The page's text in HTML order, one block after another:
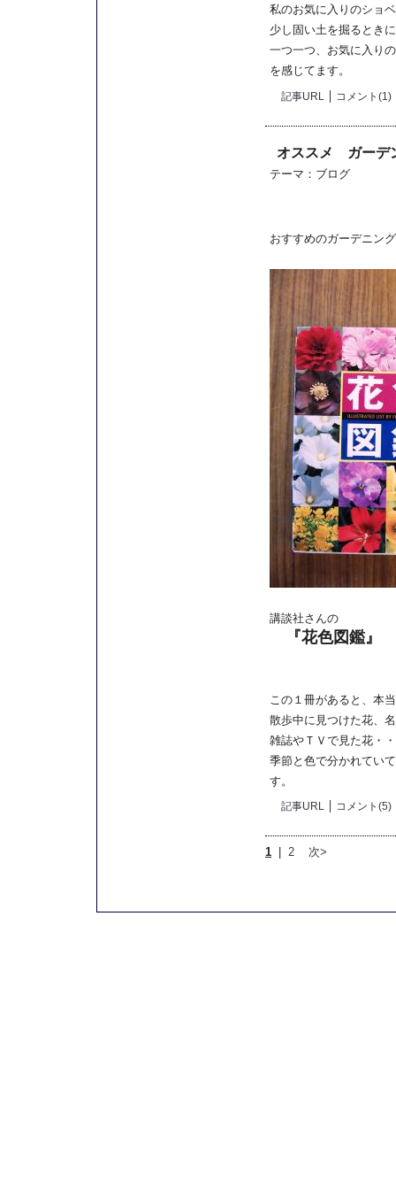
私のお気に入りのショ
少し固い土を掘るとき
一つ一つ、お気に入り
を感じてます。
記事URL コメント(1)
オススメ ガー
テーマ： ブログ
おすすめのガーデニン
講談社さんの
『花色図鑑』
この１冊があると、本
散歩中に見つけた花、
雑誌やＴＶで見た花・
季節と色で分かれてい
す。
記事URL コメント(5)
1 2 次>